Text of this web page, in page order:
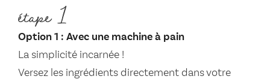
étape 1
Option 1 : Avec une machine à pain
La simplicité incarnée !
Versez les ingrédients directement dans votre